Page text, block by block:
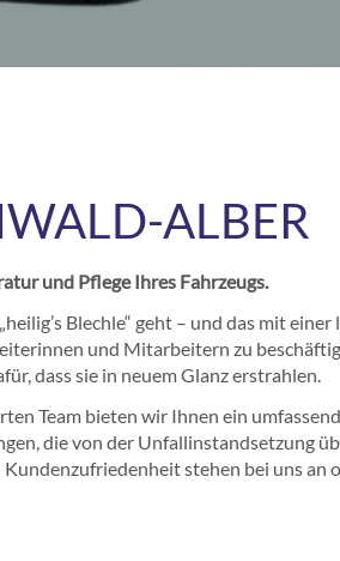
ALBER
und Pflege Ihres Fahrzeugs.
Blechle“ geht – und das mit
und Mitarbeitern zu
dass sie in neuem Glanz erstrahlen.
Team bieten wir Ihnen ein
die von der Unfallinstandsetzung
stehen bei uns an